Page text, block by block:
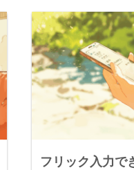
フリック入力で